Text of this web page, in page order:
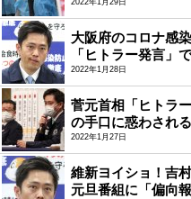
2022年1月29日
大阪府のコロナ感
「ヒトラー発言」
2022年1月28日
菅元首相「ヒトラ
の手口に惑わされる
2022年1月27日
維新ヨイショ！吉
元旦番組に「偏向